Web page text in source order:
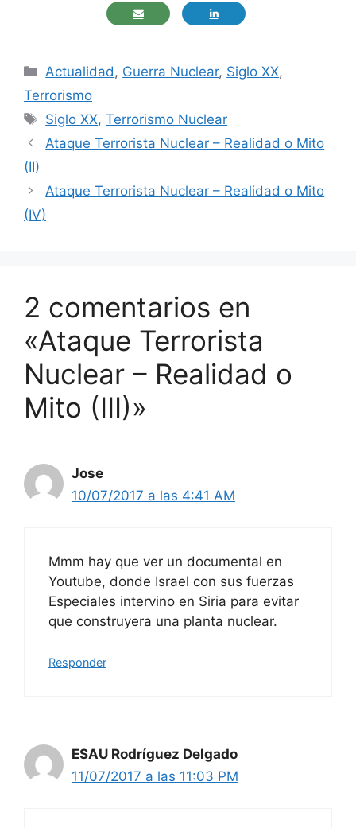
Categorías
Actualidad , Guerra Nuclear, Siglo XX,
Terrorismo
Etiquetas
Siglo XX,Terrorismo Nuclear
Ataque Terrorista Nuclear – Realidad o Mito
(II)
Ataque Terrorista Nuclear – Realidad o Mito
(IV)
2 comentarios en
«Ataque Terrorista
Nuclear – Realidad o
Mito (III)»
Jose
10/07/2017 a las 4:41 AM
Mmm hay que ver un documental en
Youtube, donde Israel con sus fuerzas
Especiales intervino en Siria para evitar
que construyera una planta nuclear.
Responder
ESAU Rodríguez Delgado
11/07/2017 a las 11:03 PM